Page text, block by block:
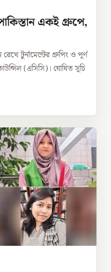
একই গ্রুপে,
টুর্নামেন্টের গ্রুপিং ও পূর্ণ
(এসিসি)। ঘোষিত সূচি